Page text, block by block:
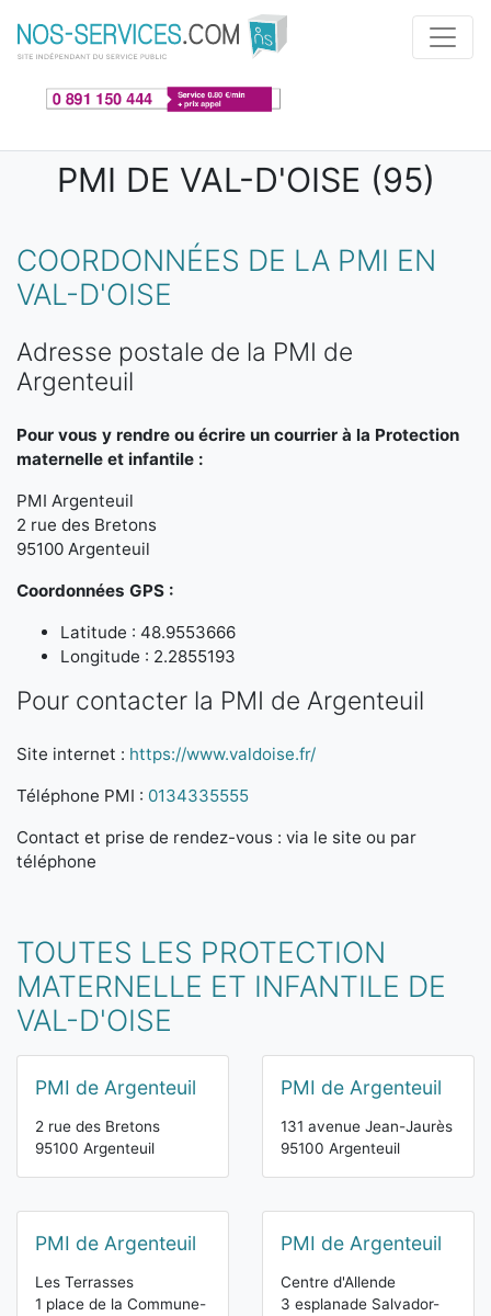
Aller au contenu principal
PMI DE VAL-D'OISE (95)
COORDONNÉES DE LA PMI EN
VAL-D'OISE
Adresse postale de la PMI de
Argenteuil
Pour vous y rendre ou écrire un courrier à la Protection
maternelle et infantile :
PMI Argenteuil
2 rue des Bretons
95100 Argenteuil
Coordonnées GPS :
Latitude : 48.9553666
Longitude : 2.2855193
Pour contacter la PMI de Argenteuil
Site internet : https://www.valdoise.fr/
Téléphone PMI : 0134335555
Contact et prise de rendez-vous : via le site ou par
téléphone
TOUTES LES PROTECTION
MATERNELLE ET INFANTILE DE
VAL-D'OISE
PMI de Argenteuil
2 rue des Bretons
95100 Argenteuil
PMI de Argenteuil
131 avenue Jean-Jaurès
95100 Argenteuil
PMI de Argenteuil
Les Terrasses
1 place de la Commune-
PMI de Argenteuil
Centre d'Allende
3 esplanade Salvador-